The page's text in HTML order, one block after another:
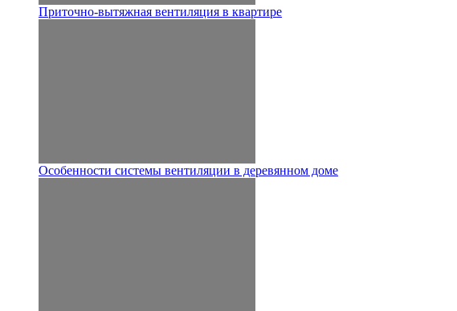
Приточно-вытяжная вентиляция в квартире
Особенности системы вентиляции в деревянном доме